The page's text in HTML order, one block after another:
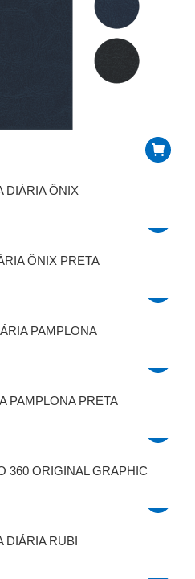
DIÁRIA ÔNIX
ÔNIX PRETA
PAMPLONA
PAMPLONA PRETA
360 ORIGINAL GRAPHIC
DIÁRIA RUBI